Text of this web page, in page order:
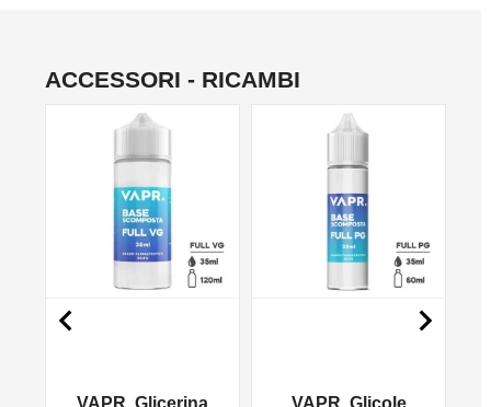
ACCESSORI - RICAMBI
VAPR. Glicerina
VAPR. Glicole
 